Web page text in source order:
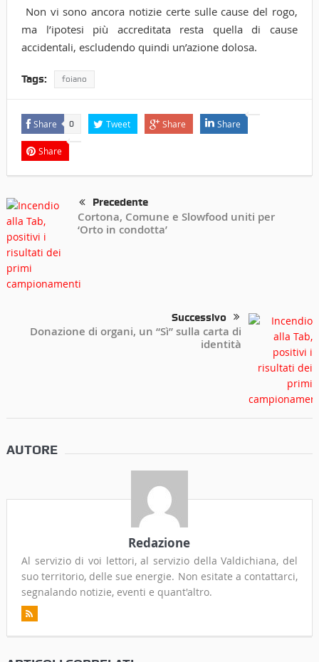
Non vi sono ancora notizie certe sulle cause del rogo,
ma l’ipotesi più accreditata resta quella di cause
accidentali, escludendo quindi un’azione dolosa.
Tags: foiano
Share 0 Tweet Share Share
Share
Precedente
Cortona, Comune e Slowfood uniti per
‘Orto in condotta’
Successivo
Donazione di organi, un “Sì” sulla carta di
identità
AUTORE
Redazione
Al servizio di voi lettori, al servizio della Valdichiana, del
suo territorio, delle sue energie. Non esitate a contattarci,
segnalando notizie, eventi e quant'altro.